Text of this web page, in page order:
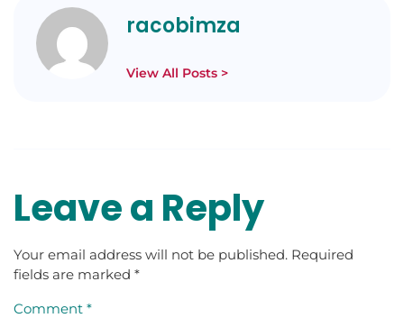
racobimza
View All Posts >
Leave a Reply
Your email address will not be published. Required
fields are marked *
Comment *